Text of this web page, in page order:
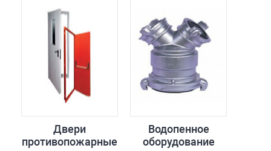
Двери
противопожарные
Водопенное
оборудование